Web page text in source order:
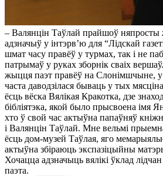
– Валянцін Таўлай прайшоў
адзначыў у інтэрв’ю для “Лідскай
шмат часу правёў у турмах, так і не
патрымаў у руках зборнік сваіх
жыцця паэт правёў на Слонімшчыне,
часта даводзілася бываць у тых
ёсць вёска Вялікая Кракотка, дзе
бібліятэка, якой было прысвоена імя
хто ў свой час актыўна папаўняў
і Валянцін Таўлай. Мне вельмі
ёсць дом-музей Таўлая, яго
актыўна збіраюць экспазіцыйны
Хочацца адзначыць вялікі ўклад
паэта.